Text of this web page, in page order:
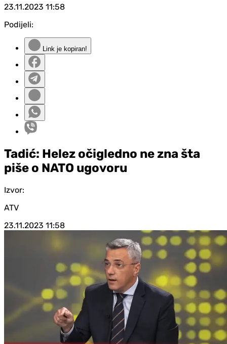
23.11.2023 11:58
Podijeli:
Link je kopiran!
Tadić: Helez očigledno ne zna šta
piše o NATO ugovoru
Izvor:
ATV
23.11.2023 11:58